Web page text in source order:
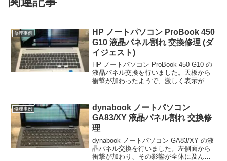
修理事例
HP ノートパソコン ProBook 450
G10 液晶パネル割れ 交換修理 (ダ
イジェスト)
HP ノートパソコン ProBook 450 G10 の
液晶パネル交換を行いました。天板から
衝撃が加わったようで、激しく表示が乱
ネルを交換し、無事に正常に表示される
よう...
修理事例
dynabook ノートパソコン
GA83/XY 液晶パネル割れ 交換修
理
dynabook ノートパソコン GA83/XY の液
晶パネル交換を行いました。左側面から
衝撃が加わり、その影響が全体に及んで